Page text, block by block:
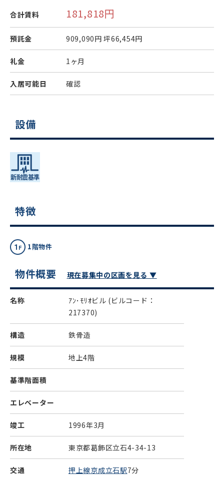
合計賃料 181,818円
預託金 909,090円 坪66,454円
礼金 1ヶ月
入居可能日 確認
設備
特徴
1階物件
物件概要 現在募集中の区画を見る ▼
名称 ｱﾝ･ﾓﾘｵビル (ビルコード：
217370)
構造 鉄骨造
規模 地上4階
基準階面積
エレベーター
竣工 1996年3月
所在地 東京都葛飾区立石4-34-13
交通 押上線京成立石駅7分